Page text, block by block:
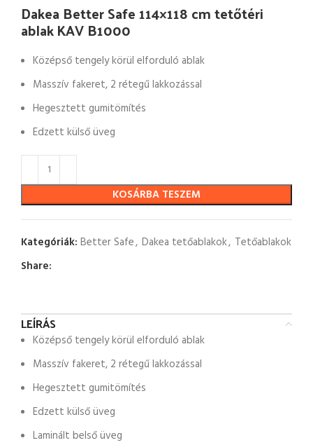
Dakea Better Safe 114×118 cm tetőtéri
ablak KAV B1000
Középső tengely körül elforduló ablak
Masszív fakeret, 2 rétegű lakkozással
Hegesztett gumitömítés
Edzett külső üveg
KOSÁRBA TESZEM
Kategóriák: Better Safe, Dakea tetőablakok, Tetőablakok
Share:
LEÍRÁS
Középső tengely körül elforduló ablak
Masszív fakeret, 2 rétegű lakkozással
Hegesztett gumitömítés
Edzett külső üveg
Laminált belső üveg